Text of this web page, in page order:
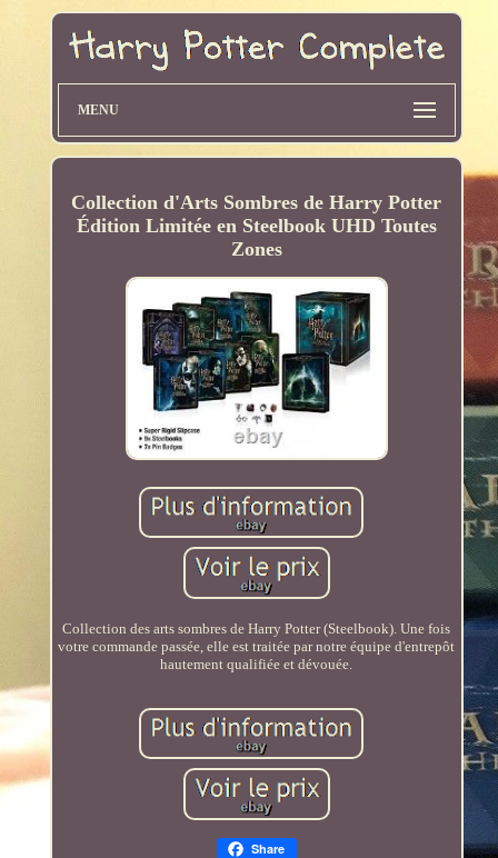
MENU
Collection d'Arts Sombres de Harry Potter
Édition Limitée en Steelbook UHD Toutes
Zones
Collection des arts sombres de Harry Potter (Steelbook). Une fois
votre commande passée, elle est traitée par notre équipe d'entrepôt
hautement qualifiée et dévouée.
Share